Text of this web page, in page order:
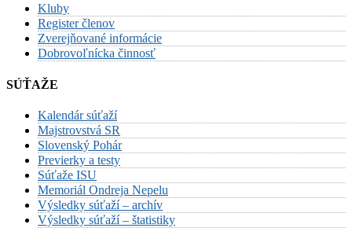
Kluby
Register členov
Zverejňované informácie
Dobrovoľnícka činnosť
SÚŤAŽE
Kalendár súťaží
Majstrovstvá SR
Slovenský Pohár
Previerky a testy
Súťaže ISU
Memoriál Ondreja Nepelu
Výsledky súťaží – archív
Výsledky súťaží – štatistiky